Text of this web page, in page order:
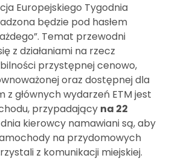
Europejskiego Tygodnia
będzie pod hasłem
Temat przewodni
z działaniami na rzecz
przystępnej cenowo,
oraz dostępnej dla
z głównych wydarzeń ETM jest
przypadający na 22
kierowcy namawiani są, aby
na przydomowych
z komunikacji miejskiej.